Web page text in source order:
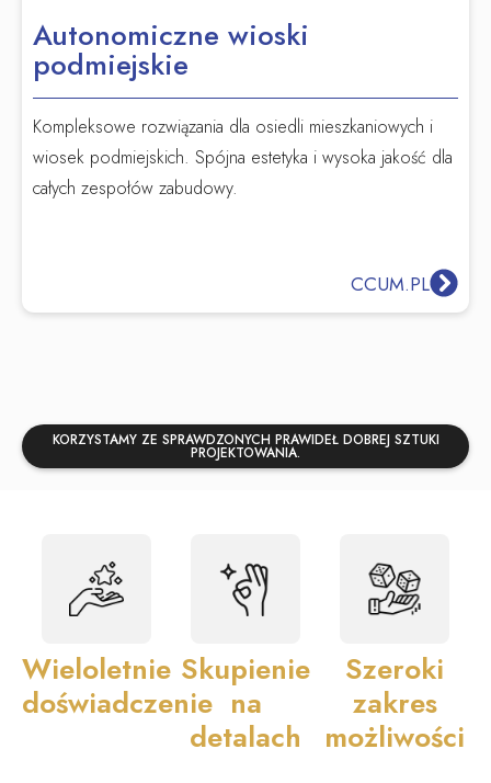
Autonomiczne wioski
podmiejskie
Kompleksowe rozwiązania dla osiedli mieszkaniowych i
wiosek podmiejskich. Spójna estetyka i wysoka jakość dla
całych zespołów zabudowy.
CCUM.PL
KORZYSTAMY ZE SPRAWDZONYCH PRAWIDEŁ DOBREJ SZTUKI
PROJEKTOWANIA.
Wieloletnie
doświadczenie
Skupienie
na
detalach
Szeroki
zakres
możliwości